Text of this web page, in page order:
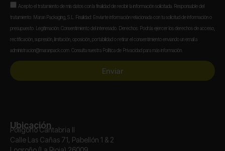
Aceptación
Acepto el tratamiento de mis datos con la finalidad de recibir la información solicitada. Responsable del
tratamiento: Maran Packaging, S.L. Finalidad: Enviarte información relacionada con tu solicitud de información o
presupuesto. Legitimación: Consentimiento del interesado. Derechos: Podrás ejercer los derechos de acceso,
rectificación, supresión, limitación, oposición, portabilidad o retirar el consentimiento enviando un email a
administracion@maranpack.com. Consulta nuestra Política de Privacidad para más información.
Enviar
Ubicación
Polígono Cantabria II
Calle Las Cañas 71, Pabellón 1 & 2